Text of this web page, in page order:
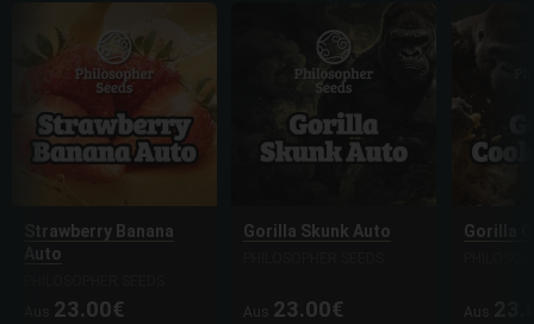
Strawberry Banana
Auto
23.00€
Gorilla Skunk Auto
Aus 23.00€
Gorilla
Aus